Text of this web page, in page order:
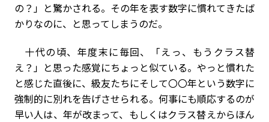
の？」と驚かされる。その年を表す数字に慣れてきたば
かりなのに、と思ってしまうのだ。
十代の頃、年度末に毎回、「えっ、もうクラス替
え？」と思った感覚にちょっと似ている。やっと慣れた
と感じた直後に、級友たちに――そして〇〇年という数字に
強制的に別れを告げさせられる。何事にも順応するのが
早い人は、年が改まって、もしくはクラス替えからほん